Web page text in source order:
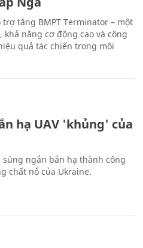
tăng BMPT Terminator – một
năng cơ động cao và công
quả tác chiến trong môi
hạ UAV 'khủng' của
ngắn bắn hạ thành công
chất nổ của Ukraine.